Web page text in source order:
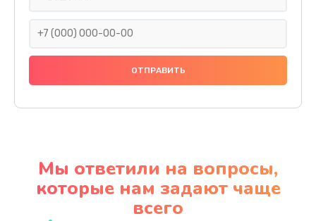
Замена тачскрина
740 руб.
Заказать
Замена мультиконтроллера
Мы ответили на вопросы,
которые нам задают чаще
всего